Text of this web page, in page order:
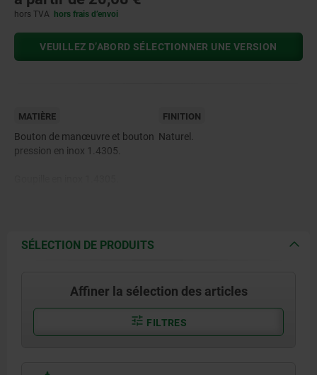
hors TVA hors frais d’envoi
VEUILLEZ D’ABORD SÉLECTIONNER UNE VERSION
MATIÈRE
Bouton de manœuvre et bouton
pression en inox 1.4305.
1.4310.
FINITION
Naturel.
SÉLECTION DE PRODUITS
Affiner la sélection des articles
FILTRES